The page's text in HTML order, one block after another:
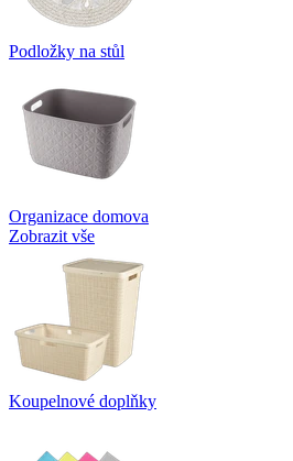
Podložky na stůl
Organizace domova
Zobrazit vše
Koupelnové doplňky